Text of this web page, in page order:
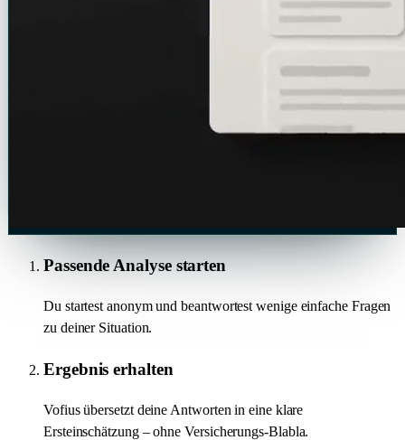
Passende Analyse starten
Du startest anonym und beantwortest wenige einfache Fragen
zu deiner Situation.
Ergebnis erhalten
Vofius übersetzt deine Antworten in eine klare
Ersteinschätzung – ohne Versicherungs-Blabla.